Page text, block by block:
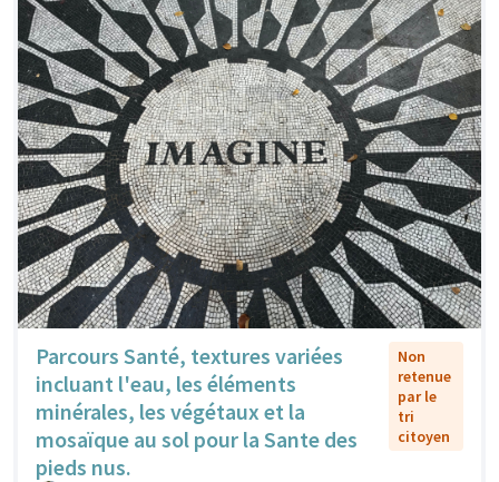
Parcours Santé, textures variées
incluant l'eau, les éléments
minérales, les végétaux et la
mosaïque au sol pour la Sante des
pieds nus.
Non
retenue
par le
tri
citoyen